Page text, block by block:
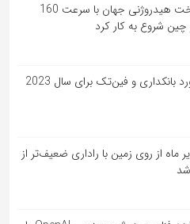
سریع‌ترین قطار سوخت هیدروژنی جهان با سرعت 160
چین شروع به کار کرد
پنج پیش‌بینی در مورد بانکداری و فین‌تک برای سال 2023
ماه از روی زمین با راداری ضعیف‌تر از